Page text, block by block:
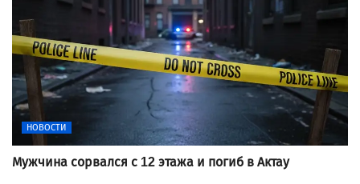
НОВОСТИ
Мужчина сорвался с 12 этажа и погиб в Актау